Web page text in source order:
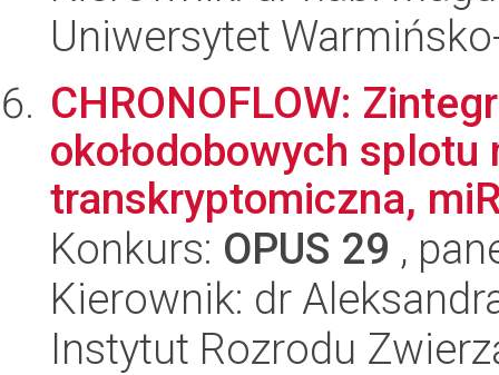
Uniwersytet
CHRONOFLOW:
okołodobowych
transkryptomiczna,
Konkurs: OPUS 29 ,
Kierownik: dr
Instytut Rozrodu